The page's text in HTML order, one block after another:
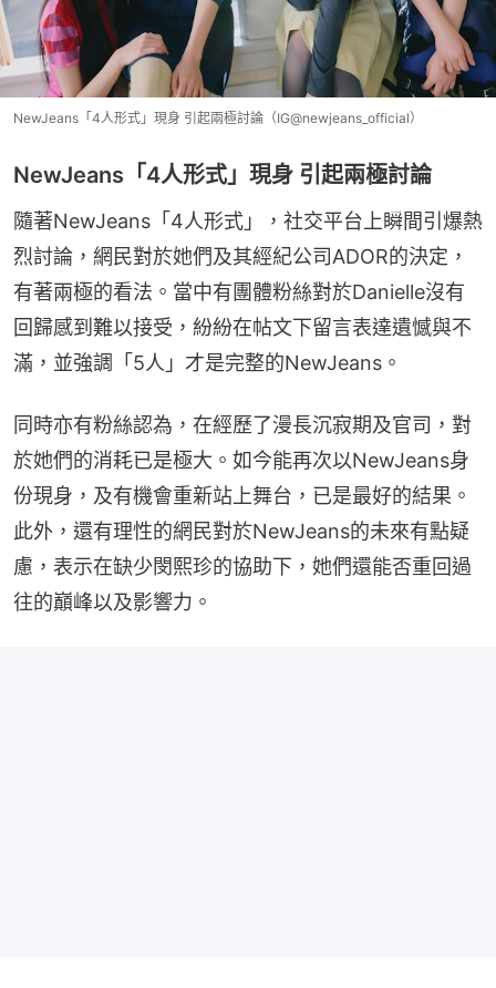
NewJeans「4人形式」現身 引起兩極討論（IG@newjeans_official）
NewJeans「4人形式」現身 引起兩極討論
隨著NewJeans「4人形式」，社交平台上瞬間引爆熱
烈討論，網民對於她們及其經紀公司ADOR的決定，
有著兩極的看法。當中有團體粉絲對於Danielle沒有
回歸感到難以接受，紛紛在帖文下留言表達遺憾與不
滿，並強調「5人」才是完整的NewJeans。
同時亦有粉絲認為，在經歷了漫長沉寂期及官司，對
於她們的消耗已是極大。如今能再次以NewJeans身
份現身，及有機會重新站上舞台，已是最好的結果。
此外，還有理性的網民對於NewJeans的未來有點疑
慮，表示在缺少閔熙珍的協助下，她們還能否重回過
往的巔峰以及影響力。